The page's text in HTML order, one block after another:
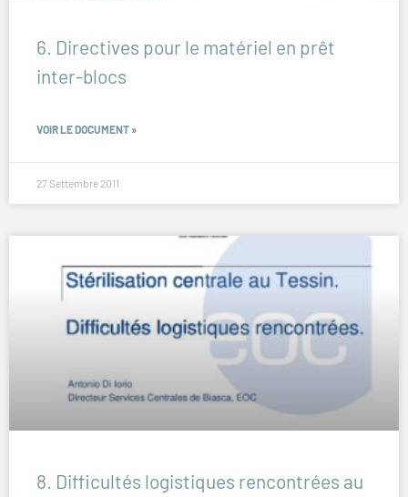
6. Directives pour le matériel en prêt
inter-blocs
VOIR LE DOCUMENT »
27 Settembre 2011
8. Difficultés logistiques rencontrées au